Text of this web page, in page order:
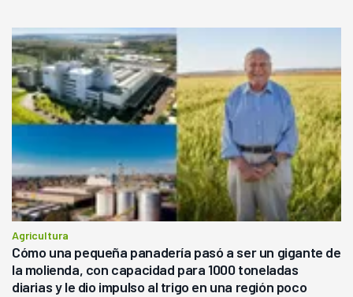
Agricultura
Cómo una pequeña panadería pasó a ser un gigante de
la molienda, con capacidad para 1000 toneladas
diarias y le dio impulso al trigo en una región poco